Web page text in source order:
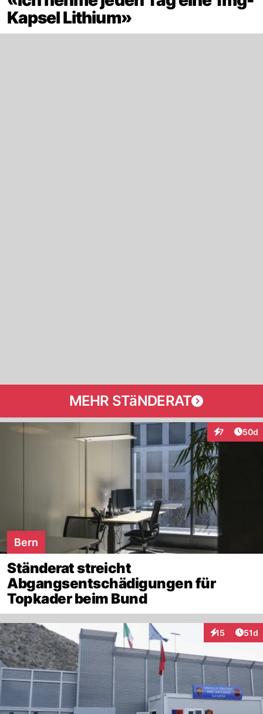
Kapsel Lithium»
MEHR STäNDERAT
7
Interaktionen
50d
Bern
Ständerat streicht
Abgangsentschädigungen für
Topkader beim Bund
15
Interaktionen
51d